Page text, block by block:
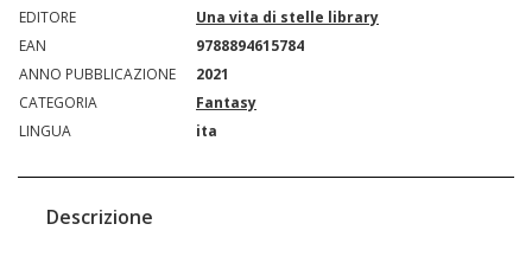
EDITORE
Una vita di stelle library
EAN
9788894615784
ANNO PUBBLICAZIONE
2021
CATEGORIA
Fantasy
LINGUA
ita
Descrizione